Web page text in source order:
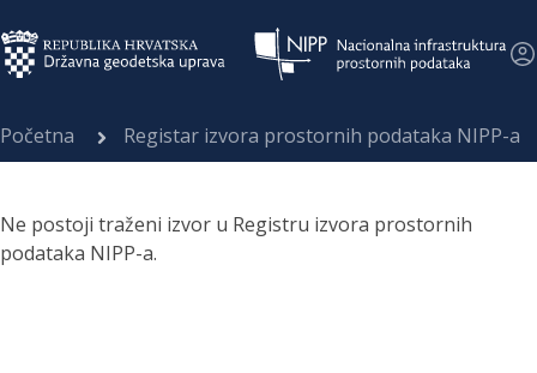
Početna Registar izvora prostornih podataka NIPP-a
Ne postoji traženi izvor u Registru izvora prostornih
podataka NIPP-a.